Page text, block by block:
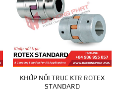
KHỚP NỐI TRỤC KTR ROTEX
STANDARD